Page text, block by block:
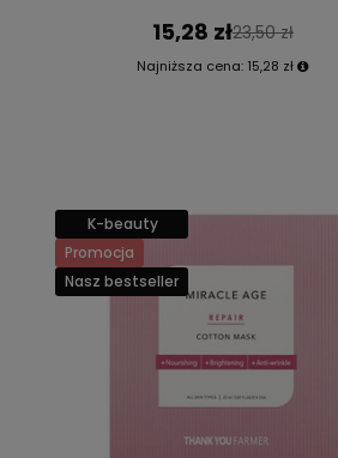
15,28 zł23,50 zł
Najniższa cena: 15,28 zł
K-beauty
Promocja
Nasz bestseller